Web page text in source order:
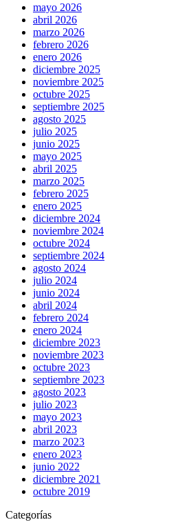
mayo 2026
abril 2026
marzo 2026
febrero 2026
enero 2026
diciembre 2025
noviembre 2025
octubre 2025
septiembre 2025
agosto 2025
julio 2025
junio 2025
mayo 2025
abril 2025
marzo 2025
febrero 2025
enero 2025
diciembre 2024
noviembre 2024
octubre 2024
septiembre 2024
agosto 2024
julio 2024
junio 2024
abril 2024
febrero 2024
enero 2024
diciembre 2023
noviembre 2023
octubre 2023
septiembre 2023
agosto 2023
julio 2023
mayo 2023
abril 2023
marzo 2023
enero 2023
junio 2022
diciembre 2021
octubre 2019
Categorías